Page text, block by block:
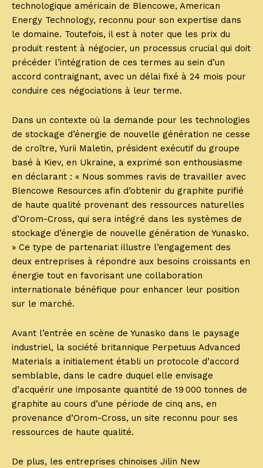
technologique américain de Blencowe, American
Energy Technology, reconnu pour son expertise dans
le domaine. Toutefois, il est à noter que les prix du
produit restent à négocier, un processus crucial qui doit
précéder l’intégration de ces termes au sein d’un
accord contraignant, avec un délai fixé à 24 mois pour
conduire ces négociations à leur terme.
Dans un contexte où la demande pour les technologies
de stockage d’énergie de nouvelle génération ne cesse
de croître, Yurii Maletin, président exécutif du groupe
basé à Kiev, en Ukraine, a exprimé son enthousiasme
en déclarant : « Nous sommes ravis de travailler avec
Blencowe Resources afin d’obtenir du graphite purifié
de haute qualité provenant des ressources naturelles
d’Orom-Cross, qui sera intégré dans les systèmes de
stockage d’énergie de nouvelle génération de Yunasko.
» Ce type de partenariat illustre l’engagement des
deux entreprises à répondre aux besoins croissants en
énergie tout en favorisant une collaboration
internationale bénéfique pour enhancer leur position
sur le marché.
Avant l’entrée en scène de Yunasko dans le paysage
industriel, la société britannique Perpetuus Advanced
Materials a initialement établi un protocole d’accord
semblable, dans le cadre duquel elle envisage
d’acquérir une imposante quantité de 19 000 tonnes de
graphite au cours d’une période de cinq ans, en
provenance d’Orom-Cross, un site reconnu pour ses
ressources de haute qualité.
De plus, les entreprises chinoises Jilin New